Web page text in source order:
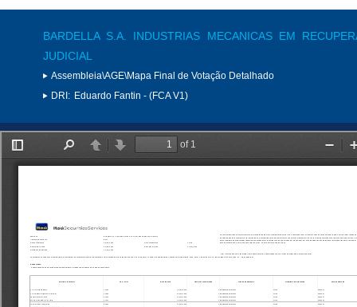
BARDELLA S.A. INDUSTRIAS MECANICAS EM
JUDICIAL
Assembleia\AGE\Mapa Final de Votação Detalhado
DRI: Eduardo Fantin - (FCA V1)